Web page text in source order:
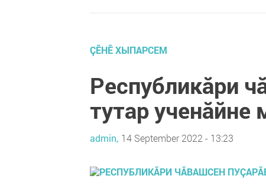
ÇӖНӖ ХЫПАРСЕМ
Республикăри
тутар ученăйне
admin, 14 September 2022 - 13:23